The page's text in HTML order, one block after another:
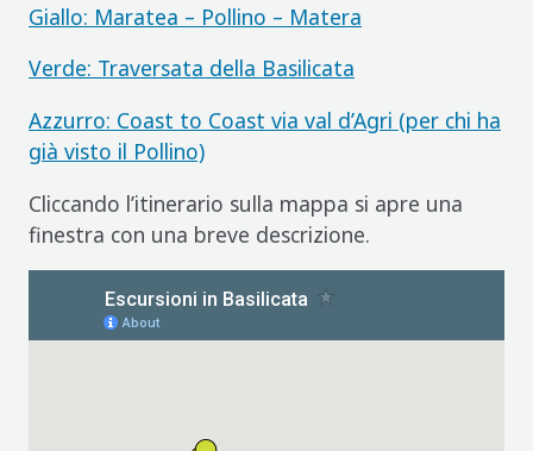
Giallo: Maratea – Pollino – Matera
Verde: Traversata della Basilicata
Azzurro: Coast to Coast via val d’Agri (per chi ha
già visto il Pollino)
Cliccando l’itinerario sulla mappa si apre una
finestra con una breve descrizione.